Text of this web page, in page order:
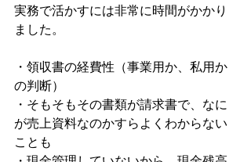
実務で活かすには非常に時間がかかり
ました。
・領収書の経費性（事業用か、私用か
の判断）
・そもそもその書類が請求書で、なに
が売上資料なのかすらよくわからない
ことも